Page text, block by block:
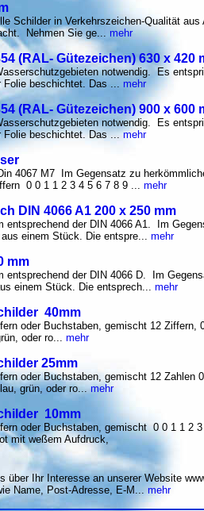
Schilder in Verkehrszeichen-Qualität
Nehmen Sie ge... mehr
(RAL- Gütezeichen) 630 x 420
notwendig. Es
Folie beschichtet. Das ... mehr
(RAL- Gütezeichen) 900 x 600
notwendig. Es
Folie beschichtet. Das ...mehr
4067 M7 Im Gegensatz zu
0 0 1 1 2 3 4 5 6 7 8 9 ... mehr
DIN 4066 A1 200 x 250 mm
entsprechend der DIN 4066 A1. Im
einem Stück. Die entspre... mehr
mm
entsprechend der DIN 4066 D. Im
einem Stück. Die entsprech... mehr
40mm
oder Buchstaben, gemischt 12
oder ro... mehr
25mm
oder Buchstaben, gemischt 12
grün, oder ro...mehr
10mm
oder Buchstaben, gemischt 0 0 1 1 2
mit weßem Aufdruck,
über Ihr Interesse an unserer Website
Name, Post-Adresse, E-M... mehr